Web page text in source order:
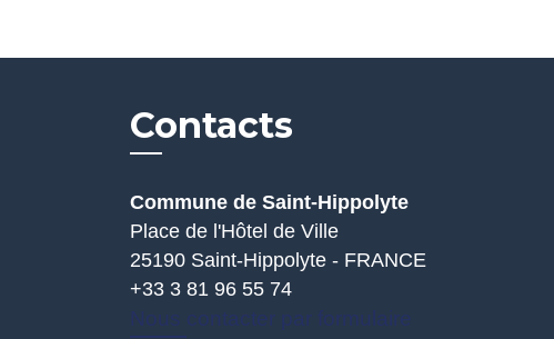
Contacts
Commune de Saint-Hippolyte
Place de l'Hôtel de Ville
25190 Saint-Hippolyte - FRANCE
+33 3 81 96 55 74
Nous contacter par formulaire